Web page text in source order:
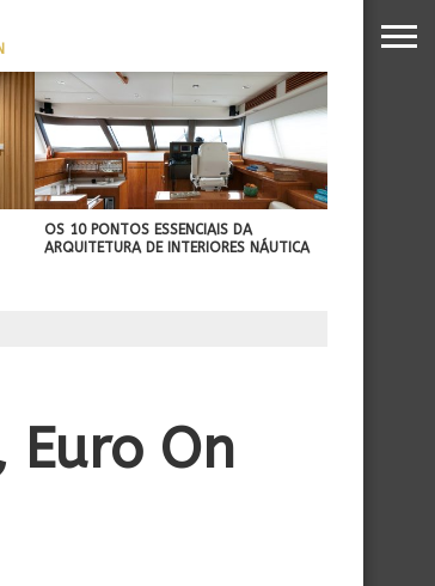
OS 10 PONTOS ESSENCIAIS DA
ARQUITETURA DE INTERIORES NÁUTICA
On